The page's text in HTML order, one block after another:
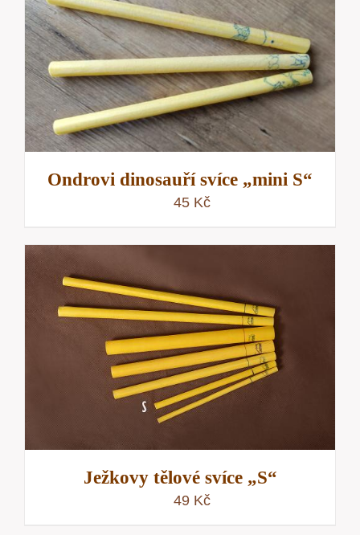
Ondrovi dinosauří svíce „mini S“
45 Kč
Ježkovy tělové svíce „S“
49 Kč